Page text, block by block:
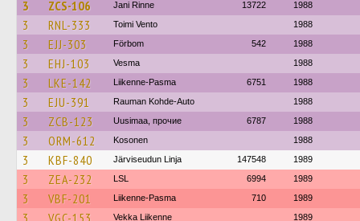
3 ZCS-106 Jani Rinne 13722 1988
3 RNL-333 Toimi Vento 1988
3 EJJ-303 Förbom 542 1988
3 EHJ-103 Vesma 1988
3 LKE-142 Liikenne-Pasma 6751 1988
3 EJU-391 Rauman Kohde-Auto 1988
3 ZCB-123 Uusimaa, прочие 6787 1988
3 ORM-612 Kosonen 1988
3 KBF-840 Järviseudun Linja 147548 1989
3 ZEA-232 LSL 6994 1989
3 VBF-201 Liikenne-Pasma 710 1989
3 VGC-153 Vekka Liikenne 1989